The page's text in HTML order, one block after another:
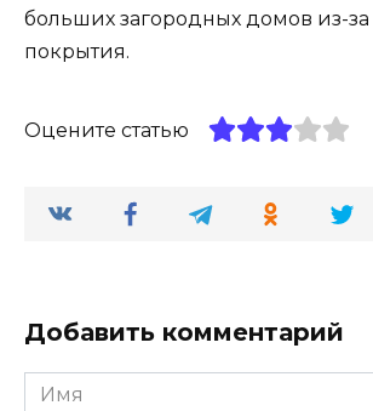
больших загородных домов из-за
покрытия.
Оцените статью
Добавить комментарий
Имя